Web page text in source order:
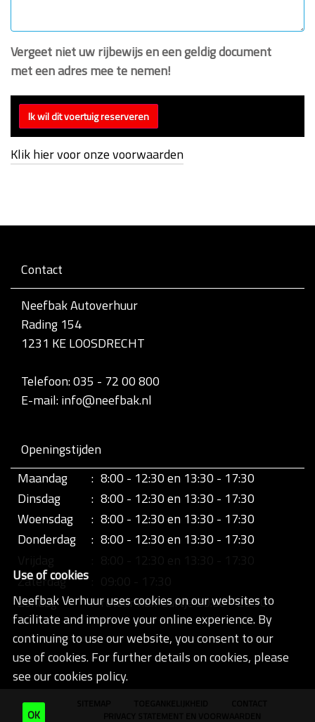
Vergeet niet uw rijbewijs en een geldig document
met een adres mee te nemen!
Klik hier voor onze voorwaarden
Contact
Neefbak Autoverhuur
Rading 154
1231 KE LOOSDRECHT
Telefoon: 035 - 72 00 800
E-mail: info@neefbak.nl
Openingstijden
Maandag
: 8:00 - 12:30 en 13:30 - 17:30
Dinsdag
: 8:00 - 12:30 en 13:30 - 17:30
Woensdag
: 8:00 - 12:30 en 13:30 - 17:30
Donderdag
: 8:00 - 12:30 en 13:30 - 17:30
Zaterdag
Zondag
: retour half uurtje 20:00 - 20:30
Use of cookies
Neefbak Verhuur uses cookies on our websites to
facilitate and improve your online experience. By
continuing to use our website, you consent to our
use of cookies. For further details on cookies, please
see our cookies policy.
OK